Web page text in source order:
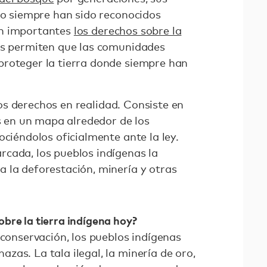
siempre han sido reconocidos
importantes los derechos sobre la
permiten que las comunidades
la tierra donde siempre han
derechos en realidad. Consiste en
un mapa alrededor de los
oficialmente ante la ley.
los pueblos indígenas la
la deforestación, minería y otras
la tierra indígena hoy?
los pueblos indígenas
La tala ilegal, la minería de oro,